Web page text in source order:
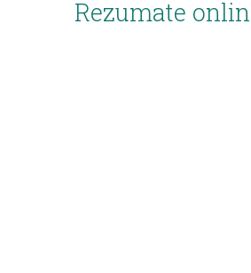
Rezumate